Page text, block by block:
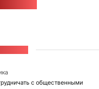
с общественными